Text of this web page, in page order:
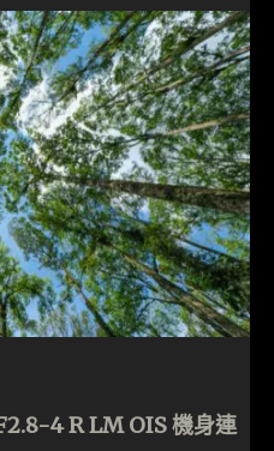
4 R LM OIS 機身連